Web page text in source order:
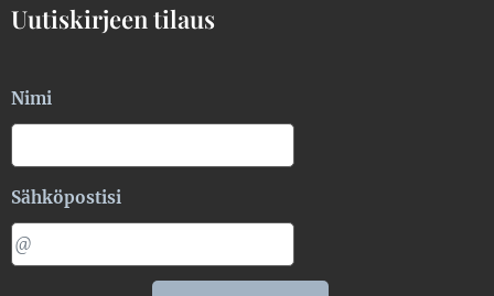
Uutiskirjeen tilaus
Nimi
Sähköpostisi